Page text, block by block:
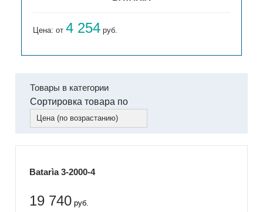
Цена: от4 254 руб.
Товары в категории
Сортировка товара по
Цена (по возрастанию)
Batarìa 3-2000-4
19 740 руб.